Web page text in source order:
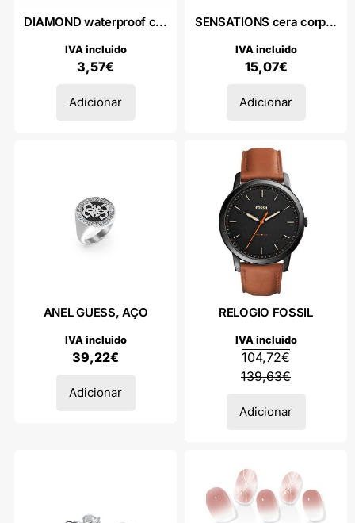
DIAMOND waterproof c...
3,57€
IVA incluido
Adicionar
SENSATIONS cera corp...
15,07€
IVA incluido
Adicionar
ANEL GUESS, AÇO
39,22€
IVA incluido
Adicionar
RELOGIO FOSSIL
139,63€
104,72€
IVA incluido
Adicionar